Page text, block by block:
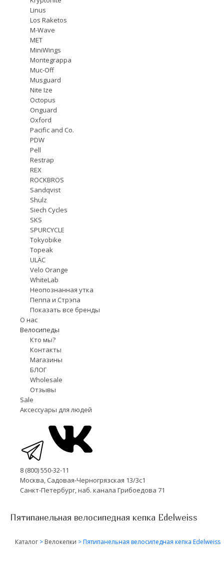
Linus
Los Raketos
M-Wave
MET
MiniWings
Montegrappa
Muc-Off
Musguard
Nite Ize
Octopus
Onguard
Oxford
Pacific and Co.
PDW
Pell
Restrap
REX
ROCKBROS
Sandqvist
Shulz
Siech Cycles
SKS
SPURCYCLE
Tokyobike
Topeak
ULÄC
Velo Orange
WhiteLab
Неопознанная утка
Пеппа и Стрэпа
Показать все бренды
О нас
Велосипеды
Кто мы?
Контакты
Магазины
БЛОГ
Wholesale
Отзывы
Sale
Аксессуары для людей
8 (800) 550-32-11
Москва, Садовая-Черногрязская 13/3с1
Санкт-Петербург, наб. канала Грибоедова 71
Пятипанельная велосипедная кепка Edelweiss
Каталог > Велокепки >Пятипанельная велосипедная кепка Edelweiss